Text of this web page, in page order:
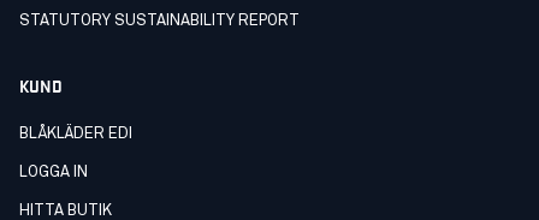
STATUTORY SUSTAINABILITY REPORT
KUND
BLÅKLÄDER EDI
LOGGA IN
HITTA BUTIK